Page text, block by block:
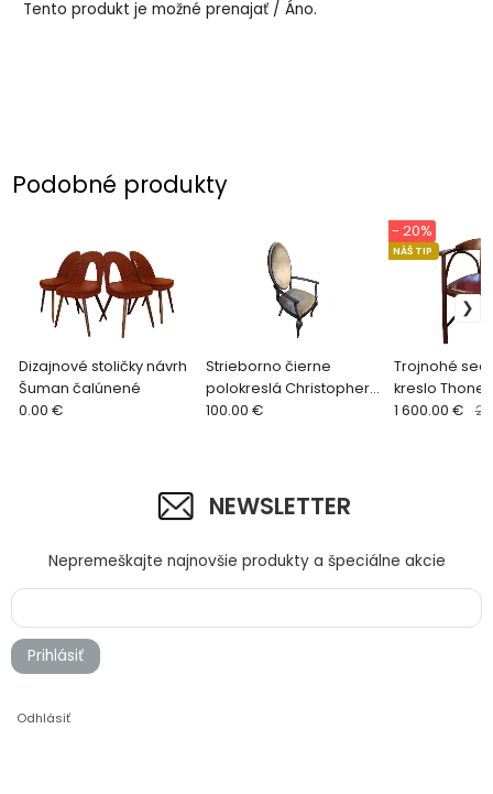
Tento produkt je možné prenajať / Áno.
Podobné produkty
Dizajnové stoličky návrh
Šuman čalúnené
0.00 €
Strieborno čierne
polokreslá Christopher
Guy
100.00 €
Trojnohé
kreslo Thonet
NÁŠ TIP
- 20%
1 600.00 € 2
NEWSLETTER
Nepremeškajte najnovšie produkty a špeciálne akcie
Prihlásiť
Odhlásiť